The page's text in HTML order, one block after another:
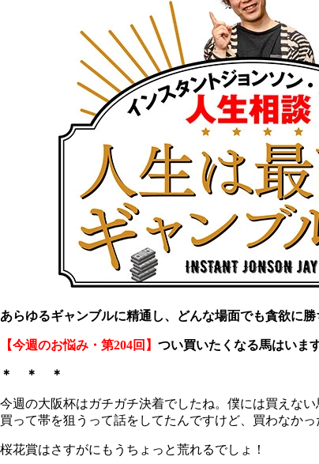
あらゆるギャンブルに精通し、どんな場面でも貪欲に勝
【今週のお悩み・第204回】 つい買いたくなる馬はいま
＊ ＊ ＊
今週の大阪杯はガチガチ決着でしたね。僕には買えな
買って帯を狙うって話をしてたんですけど、買わなかっ
桜花賞はさすがにもうちょっと荒れるでしょ！